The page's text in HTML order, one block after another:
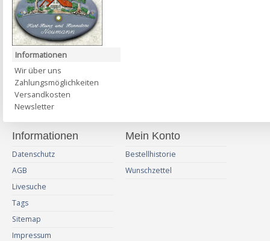
Informationen
Wir über uns
Zahlungsmöglichkeiten
Versandkosten
Newsletter
Informationen
Datenschutz
AGB
Livesuche
Tags
Sitemap
Impressum
Mein Konto
Bestellhistorie
Wunschzettel